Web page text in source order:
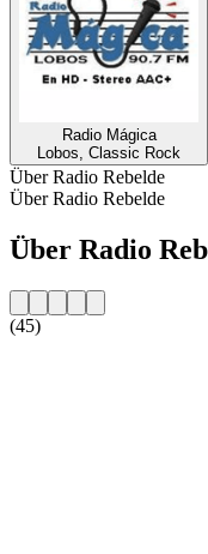
Radio Mágica
Lobos, Classic Rock
Über Radio Rebelde
Über Radio Rebelde
Über Radio
(45)